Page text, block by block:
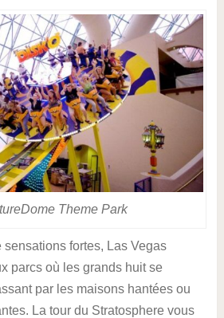
Theme Park
sensations fortes, Las Vegas
parcs où les grands huit se
par les maisons hantées ou
La tour du Stratosphere vous